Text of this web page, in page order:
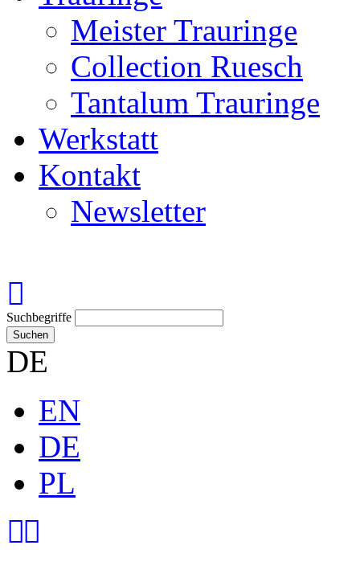
Meister Trauringe
Collection Ruesch
Tantalum Trauringe
Werkstatt
Kontakt
Newsletter
Suchbegriffe
Suchen
DE
EN
DE
PL